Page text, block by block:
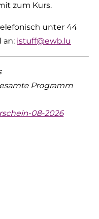
zum Kurs.
unter 44
an: istuff@ewb.lu
Programm
08-2026